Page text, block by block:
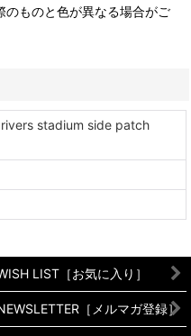
ものと色が異なる場合がご
stadium side patch
LIST［お気に入り］
［メルマガ登録］